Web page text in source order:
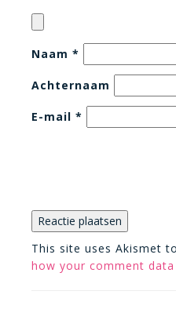
Naam *
Achternaam
E-mail *
This site uses Akismet
how your comment